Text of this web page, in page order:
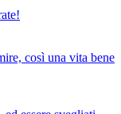
così una vita bene